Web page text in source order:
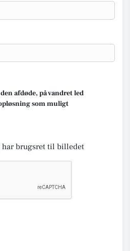
afdøde, på vandret led
som muligt
har brugsret til billedet